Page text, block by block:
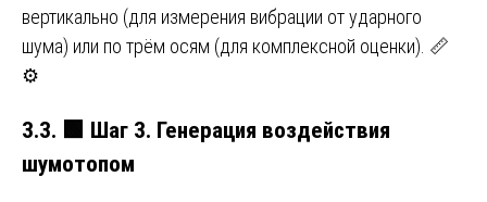
вертикально (для измерения вибрации от ударного
шума) или по трём осям (для комплексной оценки). 📏
⚙️
3.3. 🟩 Шаг 3. Генерация воздействия
шумотопом